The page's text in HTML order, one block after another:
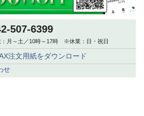
507-6399
：月～土／10時～17時 ※休業：日・祝日
注文用紙をダウンロード
せ